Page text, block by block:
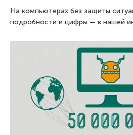
На компьютерах без защиты
подробности и цифры — в нашей